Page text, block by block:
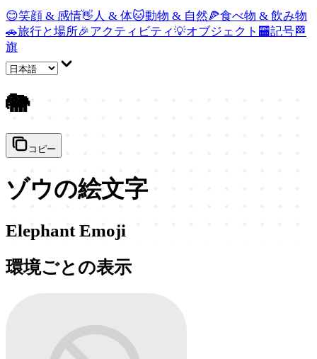
😊笑顔 & 感情👋 人 & 体🐱動物 & 自然🍕食べ物 & 飲み物
🚗旅行と場所🎉アクティビティ💡オブジェクト 🏧記号🏁
旗
🐘
コピー
ゾウの絵文字
Elephant Emoji
環境ごとの表示